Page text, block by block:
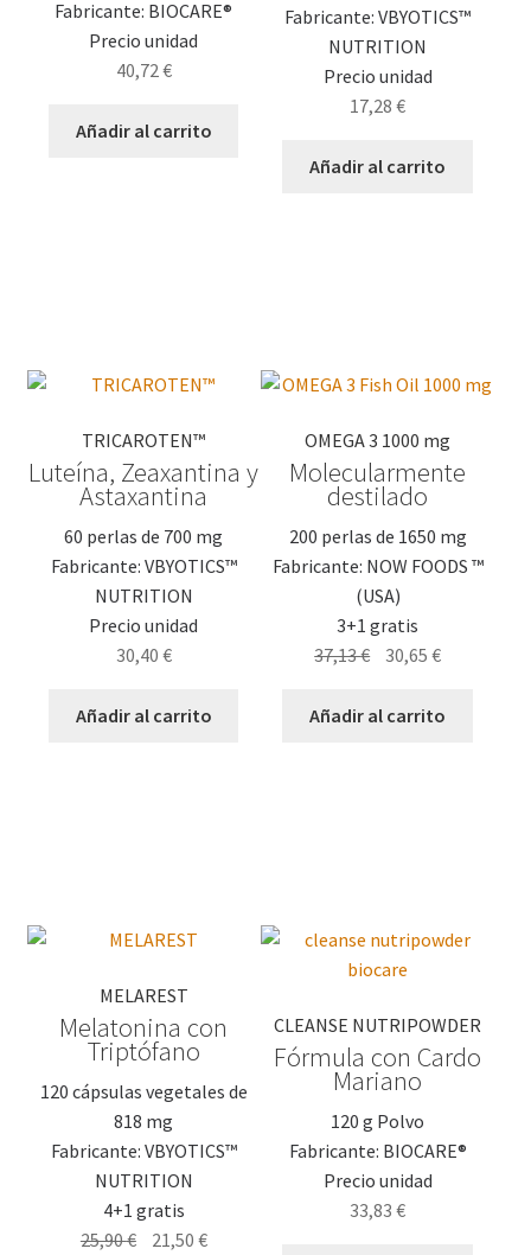
Fabricante: BIOCARE®
Precio unidad
40,72€
Añadir al carrito
Fabricante: VBYOTICS™
NUTRITION
Precio unidad
17,28€
Añadir al carrito
TRICAROTEN™
Luteína, Zeaxantina y
Astaxantina
60 perlas de 700 mg
Fabricante: VBYOTICS™
NUTRITION
Precio unidad
30,40 €
Añadir al carrito
OMEGA 3 1000 mg
Molecularmente
destilado
200 perlas de 1650 mg
Fabricante: NOW FOODS ™
(USA)
3+1 gratis
37,13€ El
original
30,65€El
actual
Añadir al carrito
MELAREST
Melatonina con
Triptófano
120 cápsulas vegetales de
818 mg
Fabricante: VBYOTICS™
NUTRITION
4+1 gratis
25,90€ El21,50 €El
CLEANSE NUTRIPOWDER
Fórmula con Cardo
Mariano
120 g Polvo
Fabricante: BIOCARE®
Precio unidad
33,83€